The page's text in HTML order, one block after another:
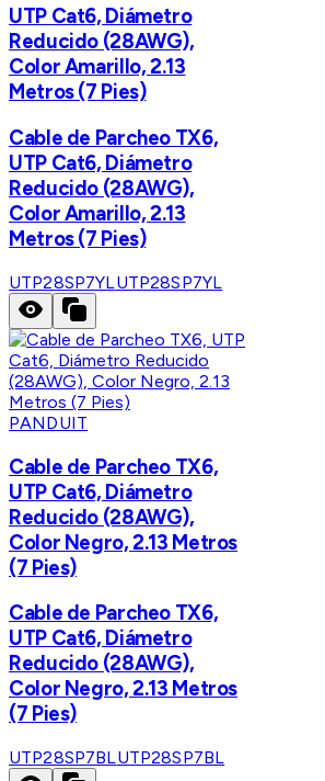
UTP Cat6, Diámetro
Reducido (28AWG),
Color Amarillo, 2.13
Metros (7 Pies)
Cable de Parcheo TX6,
UTP Cat6, Diámetro
Reducido (28AWG),
Color Amarillo, 2.13
Metros (7 Pies)
UTP28SP7YLUTP28SP7YL
PANDUIT
Cable de Parcheo TX6,
UTP Cat6, Diámetro
Reducido (28AWG),
Color Negro, 2.13 Metros
(7 Pies)
Cable de Parcheo TX6,
UTP Cat6, Diámetro
Reducido (28AWG),
Color Negro, 2.13 Metros
(7 Pies)
UTP28SP7BLUTP28SP7BL